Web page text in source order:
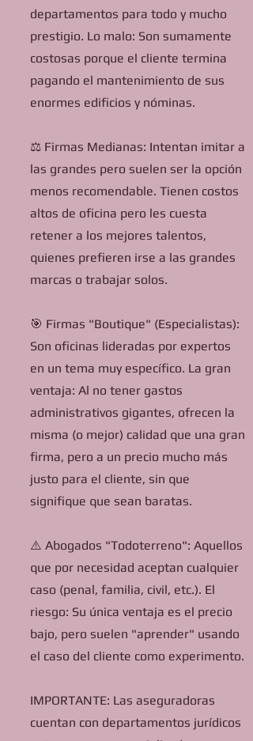
departamentos para todo y mucho
prestigio. Lo malo: Son sumamente
costosas porque el cliente termina
pagando el mantenimiento de sus
enormes edificios y nóminas.
⚖️ Firmas Medianas: Intentan imitar a
las grandes pero suelen ser la opción
menos recomendable. Tienen costos
altos de oficina pero les cuesta
retener a los mejores talentos,
quienes prefieren irse a las grandes
marcas o trabajar solos.
🎯 Firmas "Boutique" (Especialistas):
Son oficinas lideradas por expertos
en un tema muy específico. La gran
ventaja: Al no tener gastos
administrativos gigantes, ofrecen la
misma (o mejor) calidad que una gran
firma, pero a un precio mucho más
justo para el cliente, sin que
signifique que sean baratas.
⚠️ Abogados "Todoterreno": Aquellos
que por necesidad aceptan cualquier
caso (penal, familia, civil, etc.). El
riesgo: Su única ventaja es el precio
bajo, pero suelen "aprender" usando
el caso del cliente como experimento.
IMPORTANTE: Las aseguradoras
cuentan con departamentos jurídicos